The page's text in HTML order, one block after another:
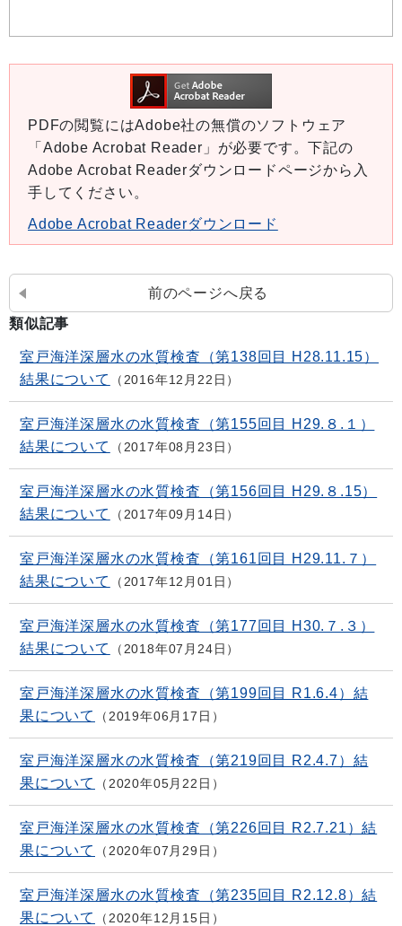
PDFの閲覧にはAdobe社の無償のソフトウェア
「Adobe Acrobat Reader」が必要です。下記の
Adobe Acrobat Readerダウンロードページから入
手してください。
Adobe Acrobat Readerダウンロード
前のページへ戻る
類似記事
室戸海洋深層水の水質検査（第138回目 H28.11.15）
結果について
2016年12月22日
室戸海洋深層水の水質検査（第155回目 H29.８.１）
結果について
2017年08月23日
室戸海洋深層水の水質検査（第156回目 H29.８.15）
結果について
2017年09月14日
室戸海洋深層水の水質検査（第161回目 H29.11.７）
結果について
2017年12月01日
室戸海洋深層水の水質検査（第177回目 H30.７.３）
結果について
2018年07月24日
室戸海洋深層水の水質検査（第199回目 R1.6.4）結
果について
2019年06月17日
室戸海洋深層水の水質検査（第219回目 R2.4.7）結
果について
2020年05月22日
室戸海洋深層水の水質検査（第226回目 R2.7.21）結
果について
2020年07月29日
室戸海洋深層水の水質検査（第235回目 R2.12.8）結
果について
2020年12月15日